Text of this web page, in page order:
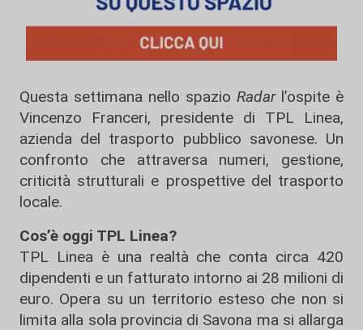
Questa settimana nello spazio Radarl’ospite è
Vincenzo Franceri, presidente di TPL Linea,
azienda del trasporto pubblico savonese. Un
confronto che attraversa numeri, gestione,
criticità strutturali e prospettive del trasporto
locale.
Cos’è oggi TPL Linea?
TPL Linea è una realtà che conta circa 420
dipendenti e un fatturato intorno ai 28 milioni di
euro. Opera su un territorio esteso che non si
limita alla sola provincia di Savona ma si allarga